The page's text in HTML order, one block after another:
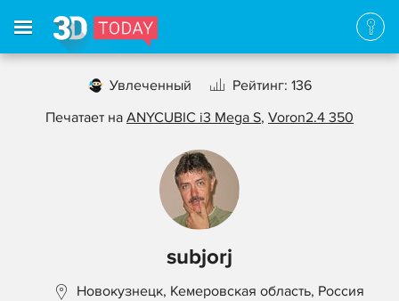
Увлеченный
Рейтинг: 136
Печатает на ANYCUBIC i3 Mega S, Voron2.4 350
subjorj
Новокузнецк, Кемеровская область, Россия